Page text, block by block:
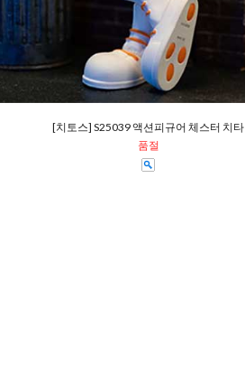
[치토스] S25039 액션피규어 체스터 치타
품절